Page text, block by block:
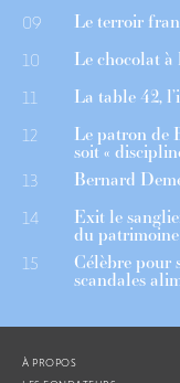
09 Le terroir
10 Le chocolat à
11 La table 42,
12 Le patron de
soit «
13 Bernard
14 Exit le
du
15 Célèbre pour
scandales
À PROPOS